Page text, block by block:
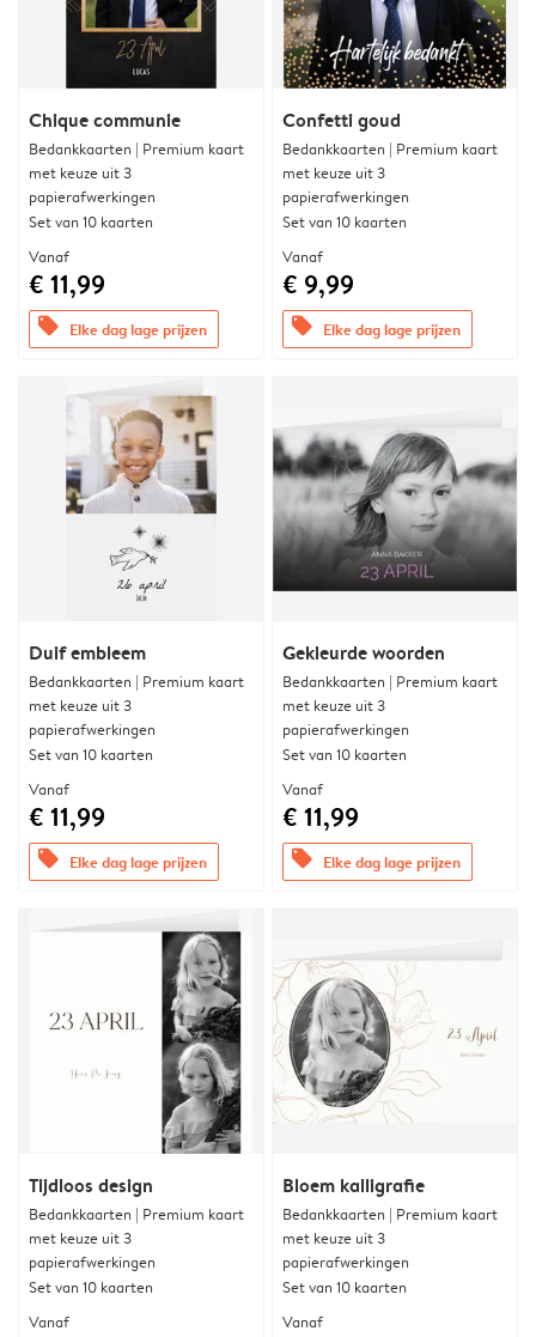
Chique communie
Bedankkaarten | Premium kaart
met keuze uit 3
papierafwerkingen
Set van 10 kaarten
Vanaf
€ 11,99
offers Elke dag lage prijzen
Confetti goud
Bedankkaarten | Premium kaart
met keuze uit 3
papierafwerkingen
Set van 10 kaarten
Vanaf
€ 9,99
offers Elke dag lage prijzen
Duif embleem
Bedankkaarten | Premium kaart
met keuze uit 3
papierafwerkingen
Set van 10 kaarten
Vanaf
€ 11,99
offers Elke dag lage prijzen
Gekleurde woorden
Bedankkaarten | Premium kaart
met keuze uit 3
papierafwerkingen
Set van 10 kaarten
Vanaf
€ 11,99
offers Elke dag lage prijzen
Tijdloos design
Bedankkaarten | Premium kaart
met keuze uit 3
papierafwerkingen
Set van 10 kaarten
Vanaf
Bloem kalligrafie
Bedankkaarten | Premium kaart
met keuze uit 3
papierafwerkingen
Set van 10 kaarten
Vanaf